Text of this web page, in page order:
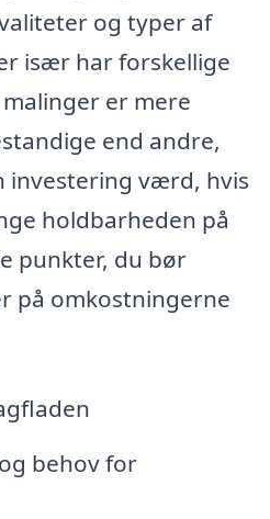
og typer af
især har forskellige
er mere
end andre,
investering værd, hvis
holdbarheden på
punkter, du bør
på omkostningerne
behov for